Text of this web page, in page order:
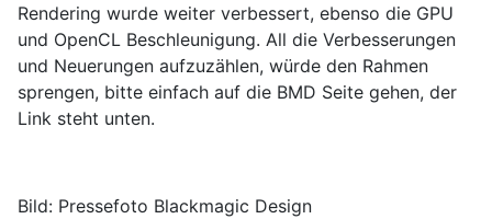
Rendering wurde weiter verbessert, ebenso die GPU
und OpenCL Beschleunigung. All die Verbesserungen
und Neuerungen aufzuzählen, würde den Rahmen
sprengen, bitte einfach auf die BMD Seite gehen, der
Link steht unten.
Bild: Pressefoto Blackmagic Design